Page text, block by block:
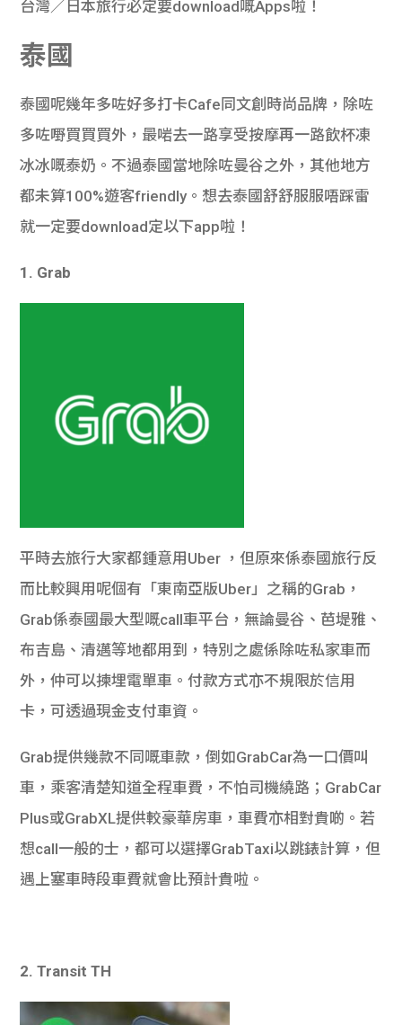
台灣／日本旅行必定要download嘅Apps啦！
泰國
泰國呢幾年多咗好多打卡Cafe同文創時尚品牌，除咗
多咗嘢買買買外，最啱去一路享受按摩再一路飲杯凍
冰冰嘅泰奶。不過泰國當地除咗曼谷之外，其他地方
都未算100%遊客friendly。想去泰國舒舒服服唔踩雷
就一定要download定以下app啦！
1. Grab
平時去旅行大家都鍾意用Uber ，但原來係泰國旅行反
而比較興用呢個有「東南亞版Uber」之稱的Grab，
Grab係泰國最大型嘅call車平台，無論曼谷、芭堤雅、
布吉島、清邁等地都用到，特別之處係除咗私家車而
外，仲可以揀埋電單車。付款方式亦不規限於信用
卡，可透過現金支付車資。
Grab提供幾款不同嘅車款，倒如GrabCar為一口價叫
車，乘客清楚知道全程車費，不怕司機繞路；GrabCar
Plus或GrabXL提供較豪華房車，車費亦相對貴啲。若
想call一般的士，都可以選擇GrabTaxi以跳錶計算，但
遇上塞車時段車費就會比預計貴啦。
2. Transit TH